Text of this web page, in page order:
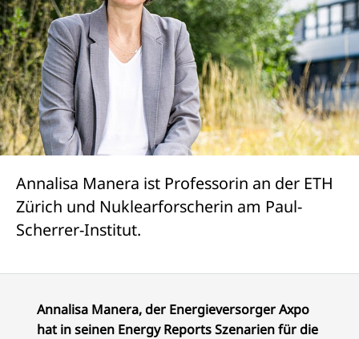
Annalisa Manera ist Professorin an der ETH
Zürich und Nuklearforscherin am Paul-
Scherrer-Institut.
Annalisa Manera, der Energieversorger Axpo
hat in seinen Energy Reports Szenarien für die